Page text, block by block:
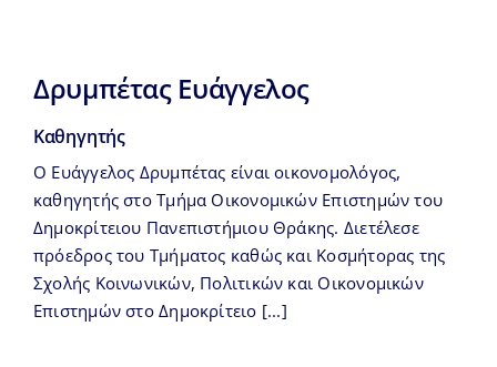
Δρυμπέτας Ευάγγελος
Καθηγητής
Ο Ευάγγελος Δρυμπέτας είναι οικονομολόγος,
καθηγητής στο Τμήμα Οικονομικών Επιστημών του
Δημοκρίτειου Πανεπιστήμιου Θράκης. Διετέλεσε
πρόεδρος του Τμήματος καθώς και Κοσμήτορας της
Σχολής Κοινωνικών, Πολιτικών και Οικονομικών
Επιστημών στο Δημοκρίτειο [...]